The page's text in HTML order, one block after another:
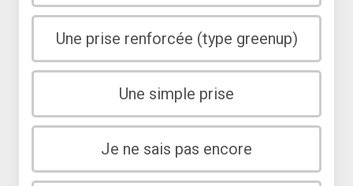
Une prise renforcée (type greenup)
Une simple prise
Je ne sais pas encore